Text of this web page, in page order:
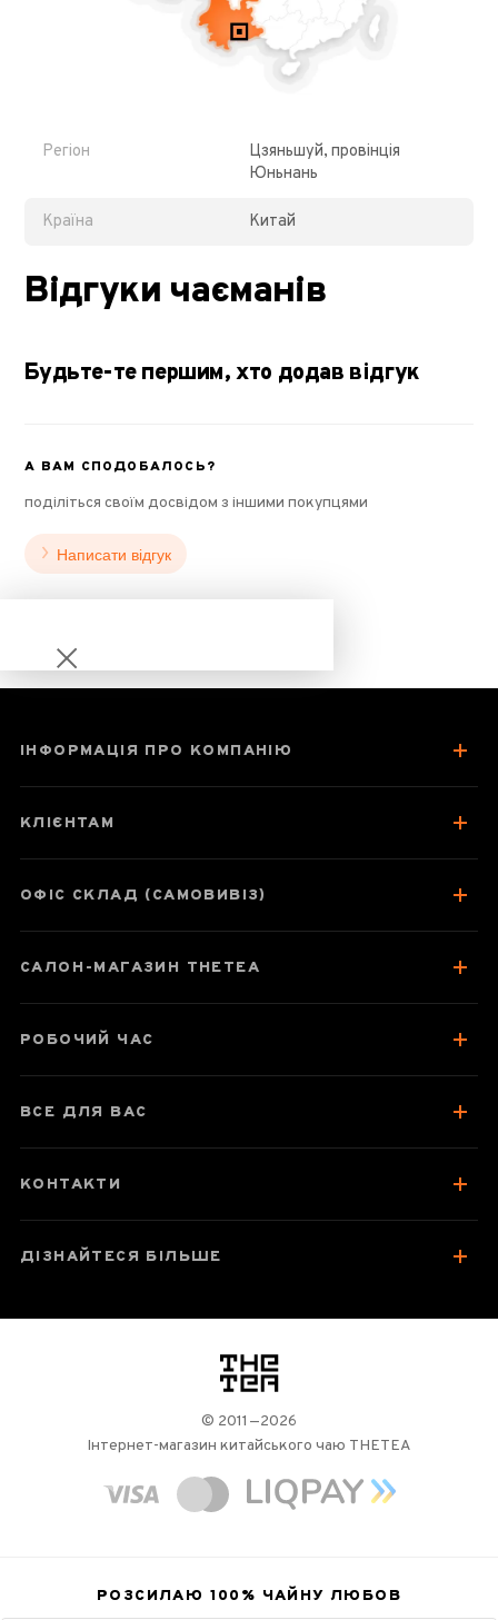
Регіон
Цзяньшуй, провінція
Юньнань
Країна Китай
Відгуки чаєманів
Будьте-те першим, хто додав відгук
А ВАМ СПОДОБАЛОСЬ?
поділіться своїм досвідом з іншими покупцями
Написати відгук
Чайник 230 мл
Паспорт товару
ІНФОРМАЦІЯ ПРО КОМПАНІЮ
КЛІЄНТАМ
ОФІС СКЛАД (САМОВИВІЗ)
САЛОН-МАГАЗИН THETEA
РОБОЧИЙ ЧАС
ВСЕ ДЛЯ ВАС
КОНТАКТИ
ДІЗНАЙТЕСЯ БІЛЬШЕ
логотип
© 2011—2026
Інтернет-магазин китайського чаю THETEA
РОЗСИЛАЮ 100% ЧАЙНУ ЛЮБОВ